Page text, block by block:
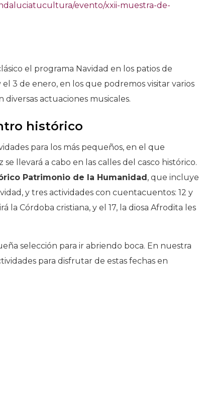
evento/xxii-muestra-de-
el programa Navidad en los patios de
3 de enero, en los que podremos visitar varios
diversas actuaciones musicales.
histórico
para los más pequeños, en el que
llevará a cabo en las calles del casco histórico.
Patrimonio de la Humanidad , que incluye
y tres actividades con cuentacuentos: 12 y
la Córdoba cristiana, y el 17, la diosa Afrodita les
selección para ir abriendo boca. En nuestra
para disfrutar de estas fechas en